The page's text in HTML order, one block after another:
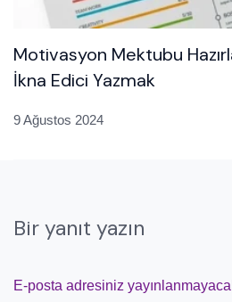
Motivasyon Mektubu
İkna Edici Yazmak
9 Ağustos 2024
Bir yanıt yazın
E-posta adresiniz